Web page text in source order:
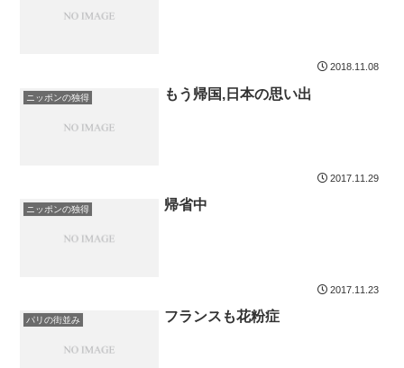
2018.11.08
ニッポンの独得 もう帰国,日本の思い出
2017.11.29
ニッポンの独得 帰省中
2017.11.23
パリの街並み フランスも花粉症